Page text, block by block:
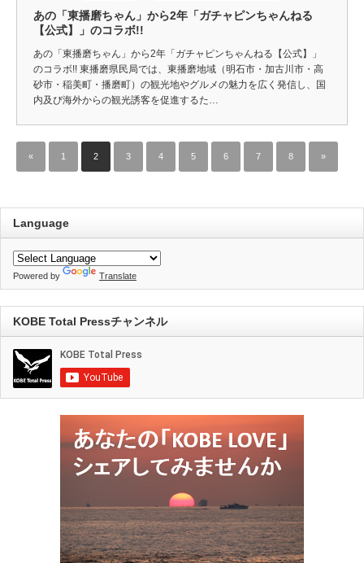
あの「東播磨ちゃん」から2年「ガチャピンちゃんねる
【公式】」のコラボ!!
あの「東播磨ちゃん」から2年「ガチャピンちゃんねる【公式】」
のコラボ!! 東播磨県民局では、東播磨地域（明石市・加古川市・高
砂市・稲美町・播磨町）の観光地やグルメの魅力を広く発信し、国
内及び海外からの観光誘客を促進するた…
« 1 2 3 4 5 6 7 8 »
Language
Powered by Translate
KOBE Total Pressチャンネル